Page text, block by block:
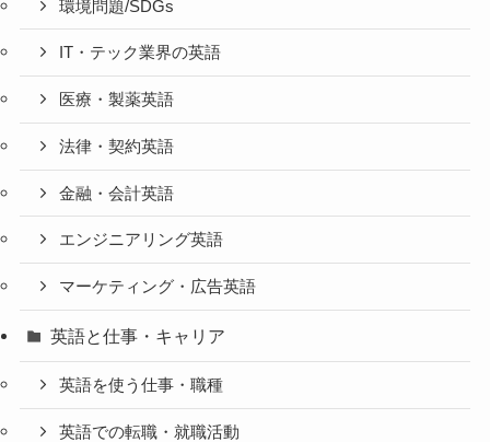
環境問題/SDGs
IT・テック業界の英語
医療・製薬英語
法律・契約英語
金融・会計英語
エンジニアリング英語
マーケティング・広告英語
英語と仕事・キャリア
英語を使う仕事・職種
英語での転職・就職活動